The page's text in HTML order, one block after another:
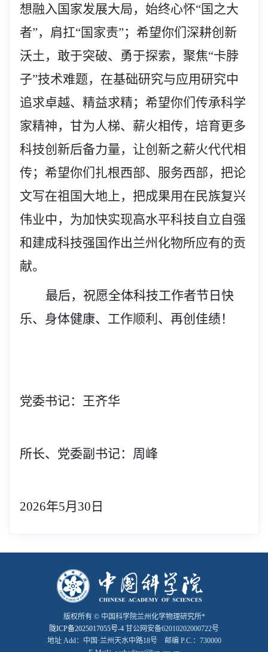
想融入国家发展大局，始终心怀“国之大
者”，肩扛“国家责”；希望你们深耕创新
沃土，敢于突破、勇于探索，聚焦“卡脖
子”技术难题，在基础研究与应用研究中
追求卓越、精益求精；希望你们传承科学
家精神，甘为人梯、薪火相传，培育更多
科技创新后备力量，让创新之薪火代代相
传；希望你们扎根西部、服务西部， 把论
文写在祖国大地上 ，把成果用在民族复兴
伟业中，为加快实现高水平科技自立自强
和建成科技强国作出兰州化物所应有的贡
献。
最后，祝愿全体科技工作者节日快
乐、身体健康、 工作顺利、 再创佳绩！
党委书记：王齐华
所长、党委副书记：周峰
2026年5月30日
版权所有 © 中国科学院兰州化学物理研究所*
陇ICP备2025017055号-4 甘公网安备62010202000722号
地址 Add：中国·兰州天水中路18号 邮编 P.C.：730000